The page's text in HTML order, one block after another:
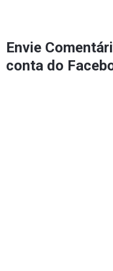
Envie
conta do